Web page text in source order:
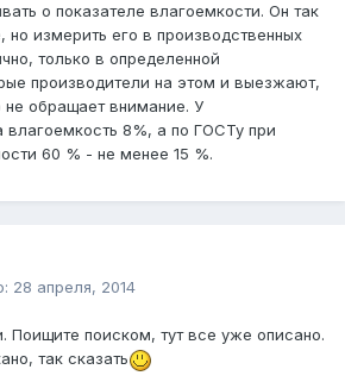
о показателе влагоемкости. Он так
измерить его в производственных
только в определенной
производители на этом и выезжают,
не обращает внимание. У
влагоемкость 8%, а по ГОСТу при
60 % - не менее 15 %.
28 апреля, 2014
Поищите поиском, тут все уже описано.
так сказать